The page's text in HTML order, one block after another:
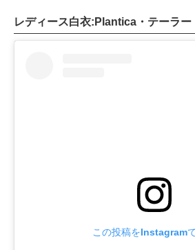
レディース白衣:Plantica・テーラー
この投稿をInstagram